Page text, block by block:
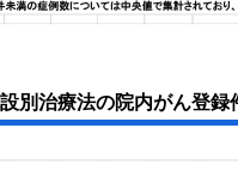
治療法の院内がん登録